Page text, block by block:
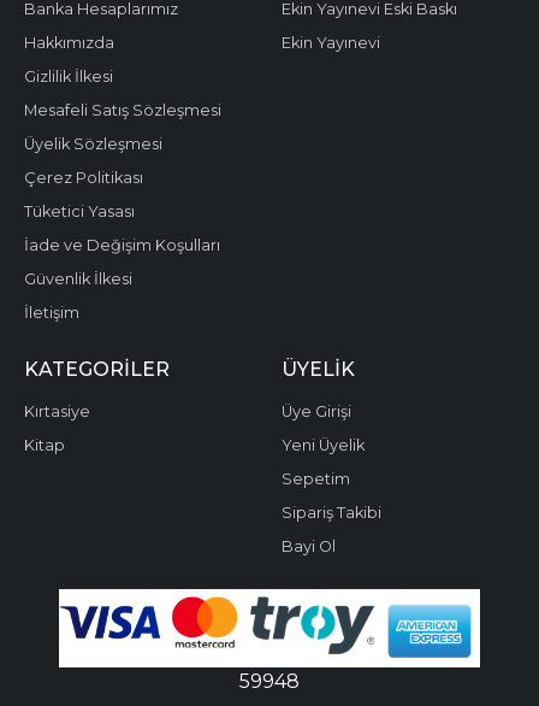
Banka Hesaplarımız
Hakkımızda
Gizlilik İlkesi
Mesafeli Satış Sözleşmesi
Üyelik Sözleşmesi
Çerez Politikası
Tüketici Yasası
İade ve Değişim Koşulları
Güvenlik İlkesi
İletişim
Ekin Yayınevi Eski Baskı
Ekin Yayınevi
KATEGORILER
Kırtasiye
Kitap
ÜYELIK
Üye Girişi
Yeni Üyelik
Sepetim
Sipariş Takibi
Bayi Ol
59948